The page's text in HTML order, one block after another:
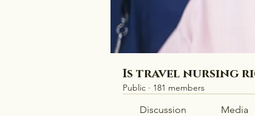
Is travel nursing
Public · 181 members
Discussion Media